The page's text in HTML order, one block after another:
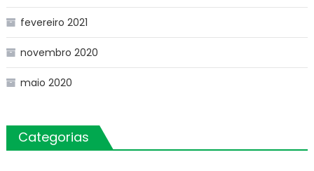
fevereiro 2021
novembro 2020
maio 2020
Categorias